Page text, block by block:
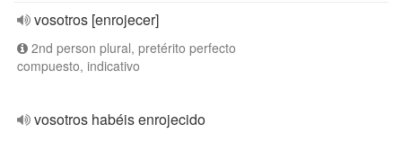
vosotros [enrojecer]
2nd person plural, pretérito perfecto
compuesto, indicativo
vosotros habéis enrojecido